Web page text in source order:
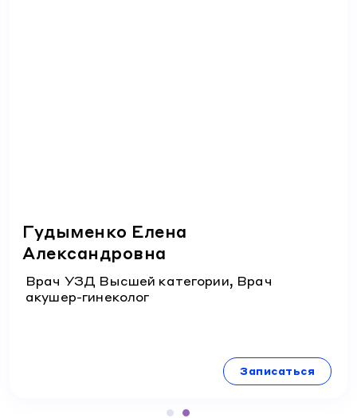
Гудыменко Елена
Александровна
Врач УЗД Высшей категории, Врач
акушер-гинеколог
Записаться